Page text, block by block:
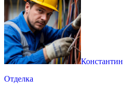
Константин
Отделка